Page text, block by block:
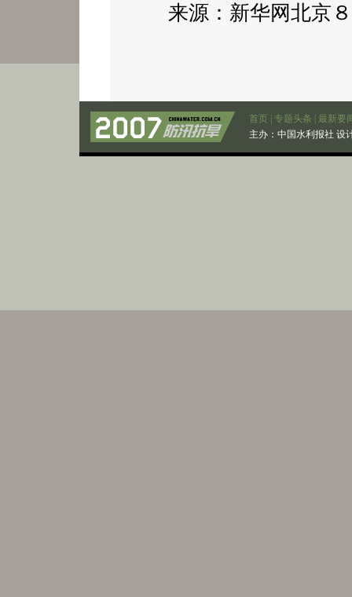
来源：新华网北京
首页 专题头条
最新要
主办： 中国水利报社 设